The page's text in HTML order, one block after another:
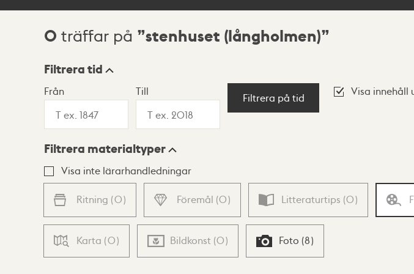
Sökresultat
0 träffar på stenhuset (långholmen)
Visningsläge
Lista Karta
Filtrera tid
Från Till
Filtrera på tid
Visa innehåll
Filtrera materialtyper
Visa inte lärarhandledningar
Ritning (0) Föremål (0) Litteraturtips (0)
Karta (0) Bildkonst (0) Foto (8)